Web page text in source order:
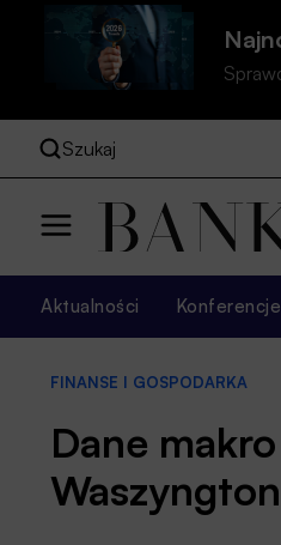
Szukaj
Aktualności Konferencje
FINANSE I GOSPODARKA
Dane